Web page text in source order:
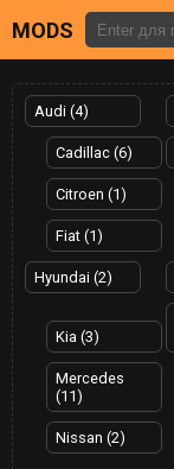
MODS
Audi (4)
Cadillac (6)
Citroen (1)
Fiat (1)
Hyundai (2)
Kia (3)
Mercedes
(11)
Nissan (2)